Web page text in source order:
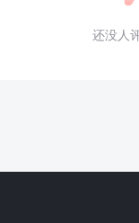
还没人